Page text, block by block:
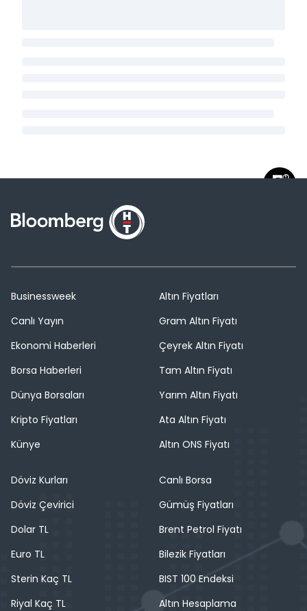
Businessweek
Canlı Yayın
Ekonomi Haberleri
Borsa Haberleri
Dünya Borsaları
Kripto Fiyatları
Künye
Altın Fiyatları
Gram Altın Fiyatı
Çeyrek Altın Fiyatı
Tam Altın Fiyatı
Yarım Altın Fiyatı
Ata Altın Fiyatı
Altın ONS Fiyatı
Döviz Kurları
Döviz Çevirici
Dolar TL
Euro TL
Sterin Kaç TL
Riyal Kaç TL
Canlı Borsa
Gümüş Fiyatları
Brent Petrol Fiyatı
Bilezik Fiyatları
BIST 100 Endeksi
Altın Hesaplama